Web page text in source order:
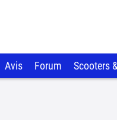
Avis Forum Scooters